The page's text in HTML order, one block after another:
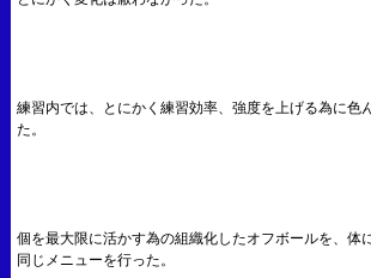
練習内では、とにかく練習効率、強度を上げる為に色
た。
個を最大限に活かす為の組織化したオフボールを、体
同じメニューを行った。